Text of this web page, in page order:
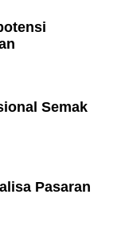
Semak
Pasaran